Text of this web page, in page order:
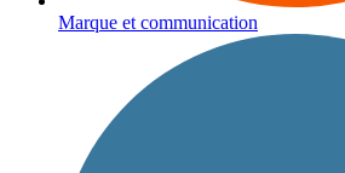
Marque et communication